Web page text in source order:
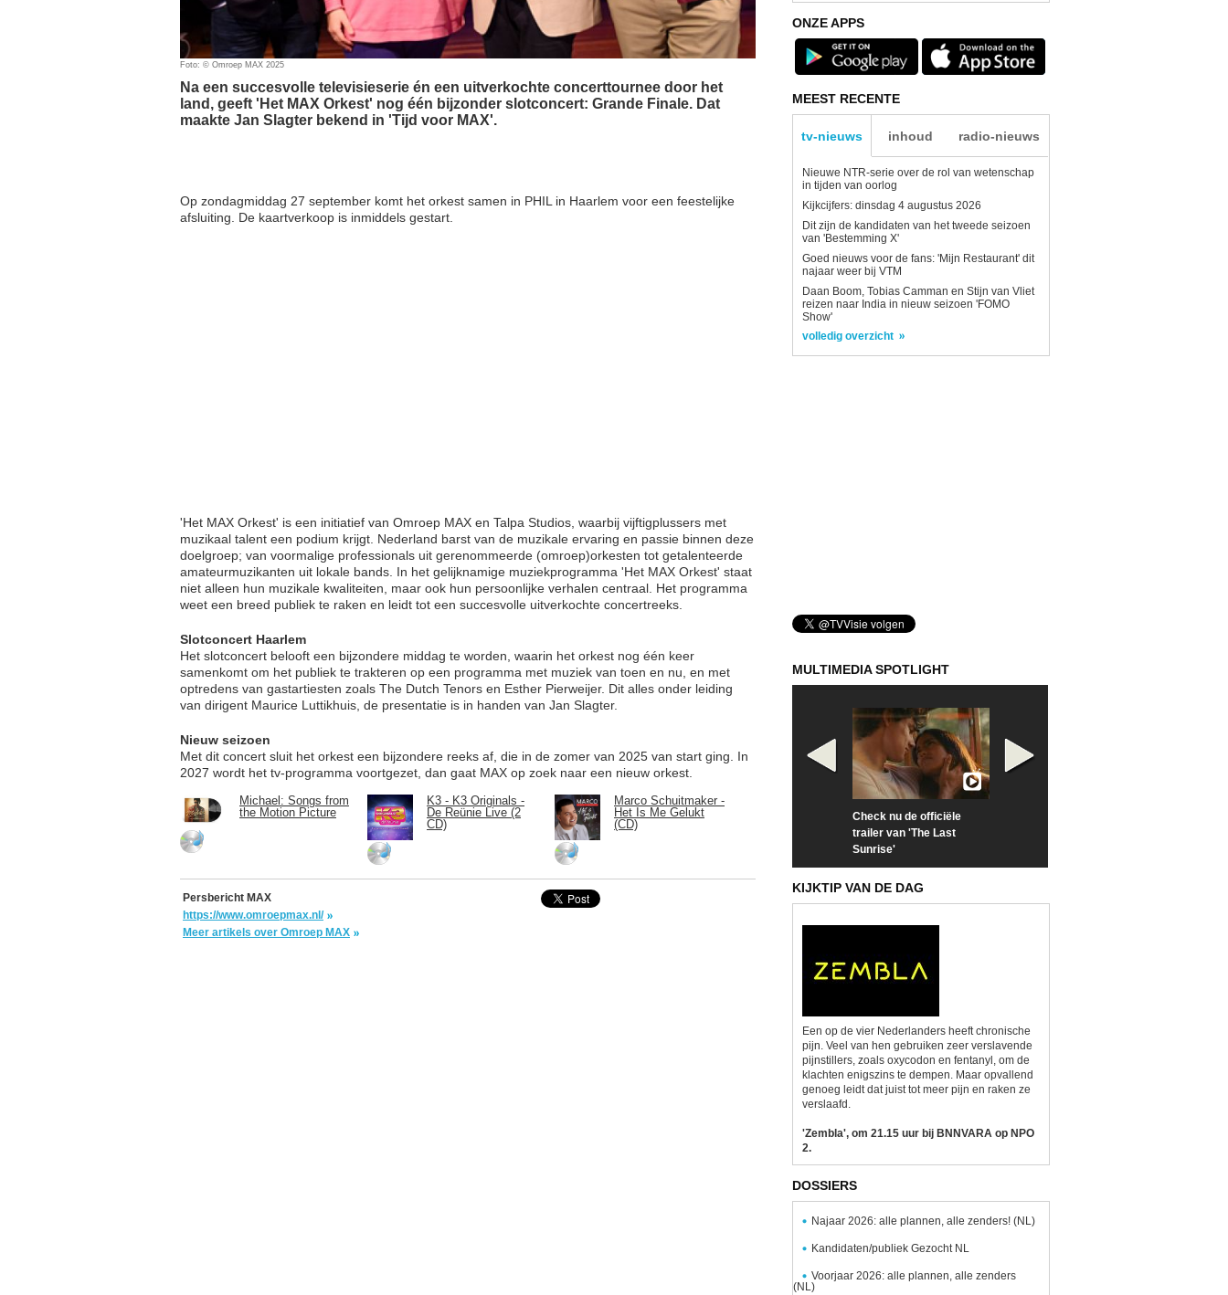
Foto: © Omroep MAX 2025
Na een succesvolle televisieserie én een uitverkochte concerttournee door het
land, geeft 'Het MAX Orkest' nog één bijzonder slotconcert: Grande Finale. Dat
maakte Jan Slagter bekend in 'Tijd voor MAX'.
Op zondagmiddag 27 september komt het orkest samen in PHIL in Haarlem voor een feestelijke
afsluiting. De kaartverkoop is inmiddels gestart.
'Het MAX Orkest' is een initiatief van Omroep MAX en Talpa Studios, waarbij vijftigplussers met
muzikaal talent een podium krijgt. Nederland barst van de muzikale ervaring en passie binnen deze
doelgroep; van voormalige professionals uit gerenommeerde (omroep)orkesten tot getalenteerde
amateurmuzikanten uit lokale bands. In het gelijknamige muziekprogramma 'Het MAX Orkest' staat
niet alleen hun muzikale kwaliteiten, maar ook hun persoonlijke verhalen centraal. Het programma
weet een breed publiek te raken en leidt tot een succesvolle uitverkochte concertreeks.
Slotconcert Haarlem
Het slotconcert belooft een bijzondere middag te worden, waarin het orkest nog één keer
samenkomt om het publiek te trakteren op een programma met muziek van toen en nu, en met
optredens van gastartiesten zoals The Dutch Tenors en Esther Pierweijer. Dit alles onder leiding
van dirigent Maurice Luttikhuis, de presentatie is in handen van Jan Slagter.
Nieuw seizoen
Met dit concert sluit het orkest een bijzondere reeks af, die in de zomer van 2025 van start ging. In
2027 wordt het tv-programma voortgezet, dan gaat MAX op zoek naar een nieuw orkest.
Michael: Songs from
the Motion Picture
K3 - K3 Originals -
De Reünie Live (2
CD)
Marco Schuitmaker -
Het Is Me Gelukt
(CD)
Persbericht MAX
https://www.omroepmax.nl/
Meer artikels over Omroep MAX
ONZE APPS
MEEST RECENTE
tv-nieuws inhoud radio-nieuws
Nieuwe NTR-serie over de rol van wetenschap
in tijden van oorlog
Kijkcijfers: dinsdag 4 augustus 2026
Dit zijn de kandidaten van het tweede seizoen
van 'Bestemming X'
Goed nieuws voor de fans: 'Mijn Restaurant' dit
najaar weer bij VTM
Daan Boom, Tobias Camman en Stijn van Vliet
reizen naar India in nieuw seizoen 'FOMO
Show'
volledig overzicht
MULTIMEDIA SPOTLIGHT
Check nu de officiële
trailer van 'The Last
Sunrise'
KIJKTIP VAN DE DAG
Een op de vier Nederlanders heeft chronische
pijn. Veel van hen gebruiken zeer verslavende
pijnstillers, zoals oxycodon en fentanyl, om de
klachten enigszins te dempen. Maar opvallend
genoeg leidt dat juist tot meer pijn en raken ze
verslaafd.
'Zembla', om 21.15 uur bij BNNVARA op NPO
2.
DOSSIERS
Najaar 2026: alle plannen, alle zenders! (NL)
Kandidaten/publiek Gezocht NL
Voorjaar 2026: alle plannen, alle zenders
(NL)